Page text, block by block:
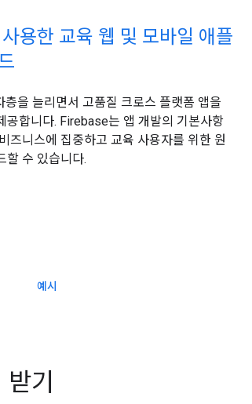
용한 교육 웹 및 모바일 애플
층을 늘리면서 고품질 크로스 플랫폼 앱을
공합니다. Firebase는 앱 개발의 기본사항
즈니스에 집중하고 교육 사용자를 위한 원
할 수 있습니다.
예시
기